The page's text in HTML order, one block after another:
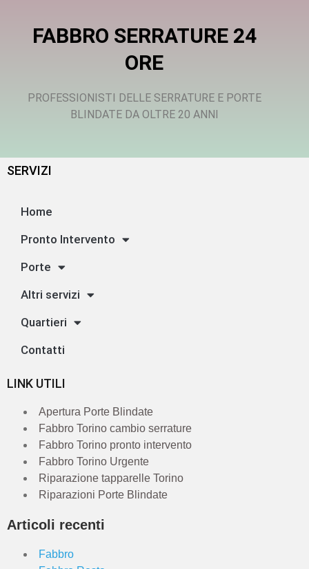
FABBRO SERRATURE 24
ORE
PROFESSIONISTI DELLE SERRATURE E PORTE
BLINDATE DA OLTRE 20 ANNI
SERVIZI
Home
Pronto Intervento
Porte
Altri servizi
Quartieri
Contatti
LINK UTILI
Apertura Porte Blindate
Fabbro Torino cambio serrature
Fabbro Torino pronto intervento
Fabbro Torino Urgente
Riparazione tapparelle Torino
Riparazioni Porte Blindate
Articoli recenti
Fabbro